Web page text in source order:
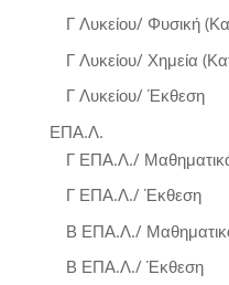
Γ Λυκείου/ Φυσική
Γ Λυκείου/ Χημεία
Γ Λυκείου/ Έκθεση
ΕΠΑ.Λ.
Γ ΕΠΑ.Λ./
Γ ΕΠΑ.Λ./ Έκθεση
Β ΕΠΑ.Λ./
Β ΕΠΑ.Λ./ Έκθεση